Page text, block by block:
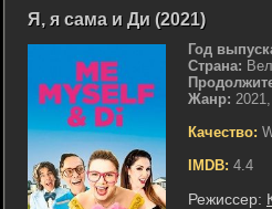
Я, я сама и Ди (2021)
Год
Страна:
Жанр:
Качество:
IMDB: 4.4
Режиссер: